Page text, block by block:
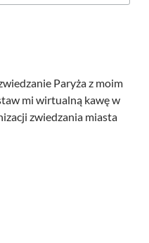
Paryża z moim
mi wirtualną kawę w
zwiedzania miasta